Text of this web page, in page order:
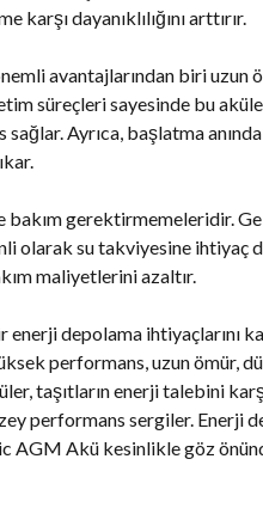
dayanıklılığını arttırır.
avantajlarından biri uzun
süreçleri sayesinde bu
Ayrıca, başlatma
bakım gerektirmemeleridir.
su takviyesine ihtiyaç
maliyetlerini azaltır.
depolama ihtiyaçlarını
performans, uzun ömür,
taşıtların enerji talebini
performans sergiler. Enerji
AGM Akü kesinlikle göz